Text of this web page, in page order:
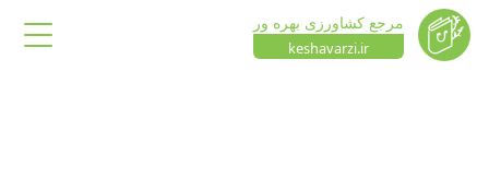
مرجع کشاورزی بهره ور
keshavarzi.ir